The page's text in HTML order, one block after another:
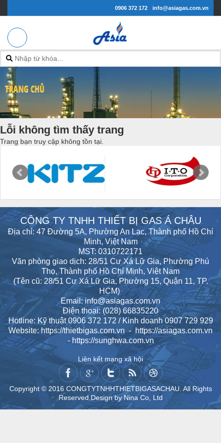
0906 372 172 info@asiagas.com.vn
TRANG CHỦ
Lỗi không tìm thấy trang
Trang bạn truy cập không tồn tại.
CÔNG TY TNHH THIẾT BỊ GAS Á CHÂU
Địa chỉ: 47 Đường 5A, Phường An Lạc, Thành phố Hồ Chí
Minh, Việt Nam
MST: 0310722171
Văn phòng giao dịch: 28/51 Cư Xá Lữ Gia, Phường Phú
Thọ, Thành phố Hồ Chí Minh, Việt Nam
(Tên cũ: 28/51 Cư Xá Lữ Gia, Phường 15, Quận 11, TP.
HCM)
Email: info@asiagas.com.vn
Điện thoại: (028) 66835220
Hotline: Kỹ thuật 0906 372 172 / Kinh doanh 0907 729 929
Website:https://thietbigas.com.vn - https://asiagas.com.vn
- https://sunghwa.com.vn
Liên kết mạng xã hội
Copyright © 2016 CONGTYTNHHTHIETBIGASACHAU. All Rights
Reserved.Design by Nina Co, Ltd